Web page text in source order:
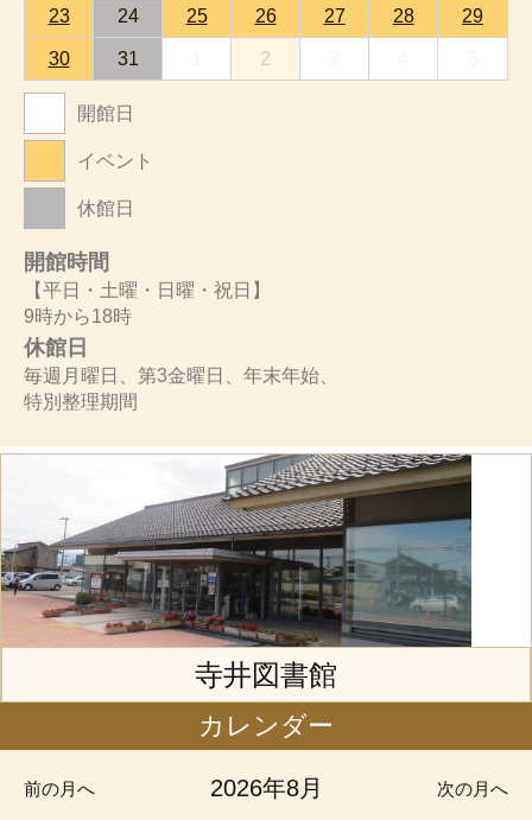
23 24 25 26 27 28 29
30 31 2
開館日
イベント
休館日
開館時間
【平日・土曜・日曜・祝日】
9時から18時
休館日
毎週月曜日、第3金曜日、年末年始、
特別整理期間
寺井図書館
カレンダー
前の月へ 2026年8月 次の月へ